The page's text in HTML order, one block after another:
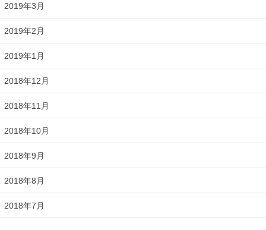
2019年3月
2019年2月
2019年1月
2018年12月
2018年11月
2018年10月
2018年9月
2018年8月
2018年7月